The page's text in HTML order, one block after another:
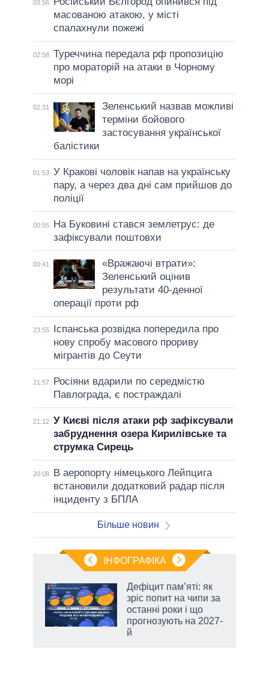
03:56
масованою атакою, у місті
спалахнули пожежі
02:58 Туреччина передала рф пропозицію
про мораторій на атаки в Чорному
морі
02:31
Зеленський назвав можливі
терміни бойового
застосування української
балістики
01:53 У Кракові чоловік напав на українську
пару, а через два дні сам прийшов до
поліції
00:55
На Буковині стався землетрус: де
зафіксували поштовхи
00:41
«Вражаючі втрати»:
Зеленський оцінив
результати 40-денної
операції проти рф
23:55
Іспанська розвідка попередила про
нову спробу масового прориву
мігрантів до Сеути
21:57
Росіяни вдарили по середмістю
Павлограда, є постраждалі
21:12 У Києві після атаки рф зафіксували
забруднення озера Кирилівське та
струмка Сирець
20:08
В аеропорту німецького Лейпцига
встановили додатковий радар після
інциденту з БПЛА
Більше новин
ІНФОГРАФІКА
Дефіцит пам’яті: як
зріс попит на чипи за
останні роки і що
прогнозують на 2027-
й